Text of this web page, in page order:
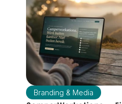
Branding & Media